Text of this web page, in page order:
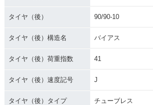
タイヤ（後） 90/90-10
タイヤ（後）構造名 バイアス
タイヤ（後）荷重指数 41
タイヤ（後）速度記号 J
タイヤ（後）タイプ チューブレス